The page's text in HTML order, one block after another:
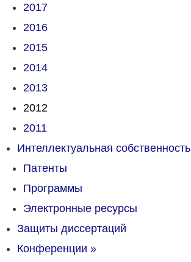
2017
2016
2015
2014
2013
2012
2011
Интеллектуальная собственность
Патенты
Программы
Электронные ресурсы
Защиты диссертаций
Конференции »